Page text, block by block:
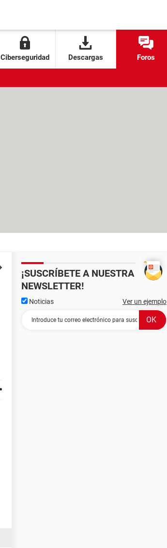
Ciberseguridad Descargas Foros
¡SUSCRÍBETE A NUESTRA
NEWSLETTER!
Noticias Ver un ejemplo